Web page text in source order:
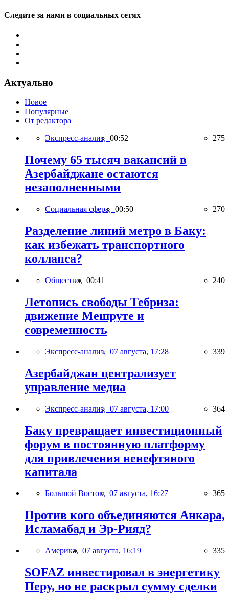
Следите за нами в социальных сетях
Актуально
Новое
Популярные
От редактора
Экспресс-анализ, 00:52 275
Почему 65 тысяч вакансий в
Азербайджане остаются
незаполненными
Социальная сфера, 00:50 270
Разделение линий метро в Баку:
как избежать транспортного
коллапса?
Общество, 00:41 240
Летопись свободы Тебриза:
движение Мешруте и
современность
Экспресс-анализ, 07 августа, 17:28 339
Азербайджан централизует
управление медиа
Экспресс-анализ, 07 августа, 17:00 364
Баку превращает инвестиционный
форум в постоянную платформу
для привлечения ненефтяного
капитала
Большой Восток, 07 августа, 16:27 365
Против кого объединяются Анкара,
Исламабад и Эр-Рияд?
Америка, 07 августа, 16:19 335
SOFAZ инвестировал в энергетику
Перу, но не раскрыл сумму сделки